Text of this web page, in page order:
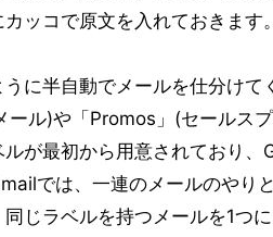
ッコで原文を入れておきます。
に半自動でメールを仕分け
ール)や「Promos」(セールス
が最初から用意されており
では、一連のメールのやり
じラベルを持つメールを1つ